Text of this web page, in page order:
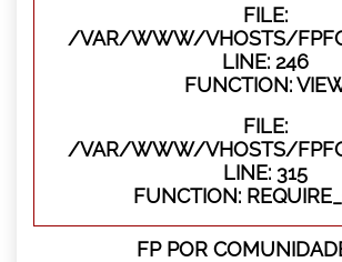
FILE:
/VAR/WWW/VHOSTS/
LINE: 246
FUNCTION:
FILE:
/VAR/WWW/VHOSTS/
LINE: 315
FUNCTION:
FP POR